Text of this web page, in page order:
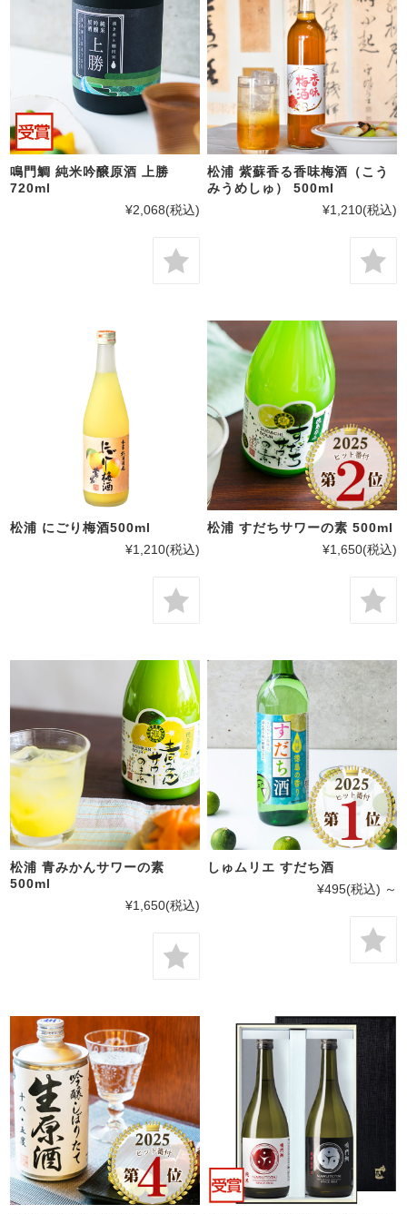
鳴門鯛 純米吟醸原酒 上勝
720ml
¥2,068(税込)
松浦 紫蘇香る香味梅酒（こう
みうめしゅ） 500ml
¥1,210(税込)
松浦 にごり梅酒500ml
¥1,210(税込)
松浦 すだちサワーの素 500ml
¥1,650(税込)
松浦 青みかんサワーの素
500ml
¥1,650(税込)
しゅムリエ すだち酒
¥495(税込) ～